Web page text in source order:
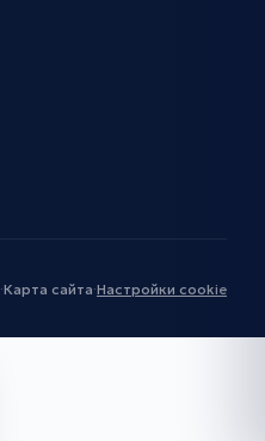
·Карта сайта·Настройки cookie